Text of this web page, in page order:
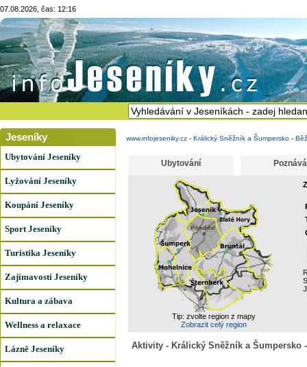
07.08.2026, čas: 12:16
Jeseníky
Ubytování Jeseníky
Lyžování Jeseníky
Koupání Jeseníky
Sport Jeseníky
Turistika Jeseníky
Zajímavosti Jeseníky
Kultura a zábava
Wellness a relaxace
Lázně Jeseníky
www.infojeseniky.cz - Králický Sněžník a Šumpersko -
Ubytování
Tip: zvolte region z mapy
Zobrazit celý region
Aktivity - Králický Sněžník a Šumpersko